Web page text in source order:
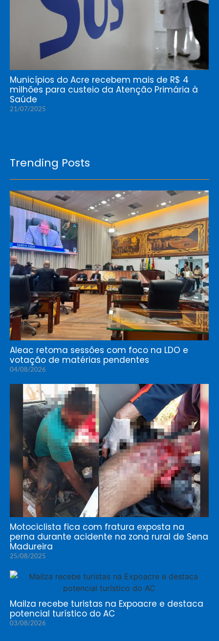
Municípios do Acre recebem mais de R$ 4
milhões para custeio da Atenção Primária à
Saúde
21/07/2025
Trending Posts
Aleac retoma sessões com foco na LDO e
votação de matérias pendentes
04/08/2026
Motociclista fica com fratura exposta na
perna durante acidente na zona rural de Sena
Madureira
25/08/2025
Mailza recebe turistas na Expoacre e destaca
potencial turístico do AC
03/08/2026